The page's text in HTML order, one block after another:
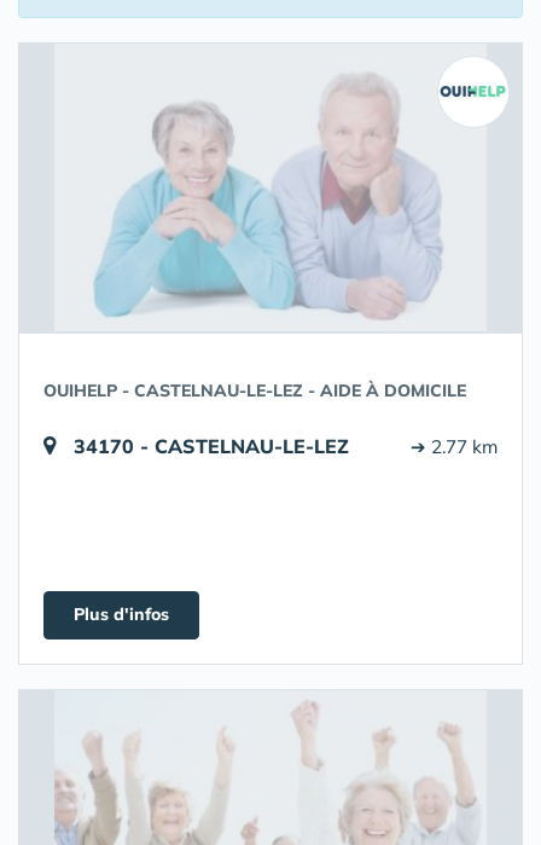
OUIHELP - CASTELNAU-LE-LEZ - AIDE À DOMICILE
34170 - CASTELNAU-LE-LEZ ➔ 2.77 km
Plus d'infos